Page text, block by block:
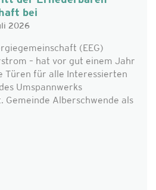
bei
2026
(EEG)
– hat vor gut einem Jahr
Türen für alle Interessierten
Umspannwerks
Alberschwende als